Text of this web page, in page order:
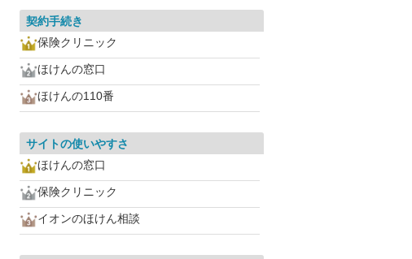
契約手続き
保険クリニック
ほけんの窓口
ほけんの110番
サイトの使いやすさ
ほけんの窓口
保険クリニック
イオンのほけん相談